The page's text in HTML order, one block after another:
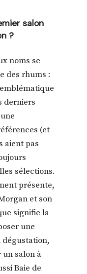
salon
?
noms se
des rhums :
derniers
(et
aient pas
sélections.
présente,
et son
signifie la
une
salon à
Baie de